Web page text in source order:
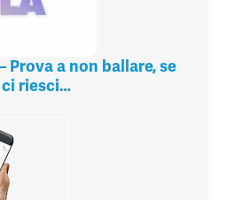
Prova a non ballare, se
ci riesci…